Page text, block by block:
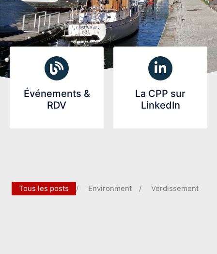
Événements &
RDV
La CPP sur
LinkedIn
Tous les posts / Environment / Verdissement